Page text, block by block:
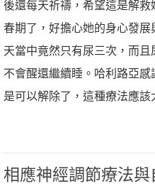
後還每天祈禱，希望這是解
春期了，好擔心她的身心發
天當中竟然只有尿三次，而且
不會醒還繼續睡。哈利路亞
是可以解除了，這種療法應該
相應神經調節療法